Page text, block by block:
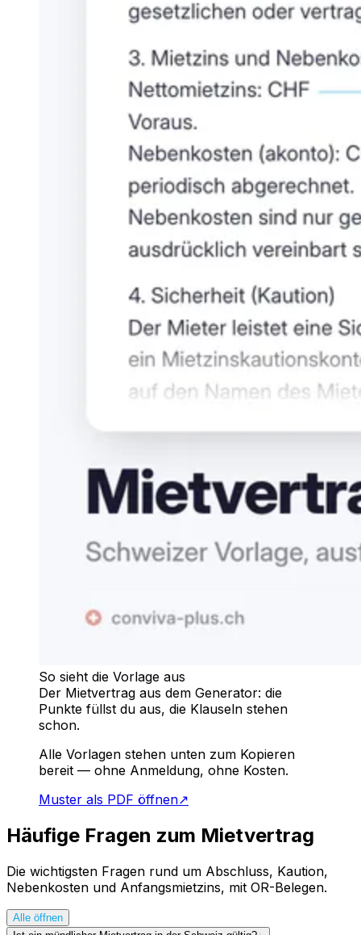
So sieht die Vorlage aus
Der Mietvertrag aus dem Generator: die
Punkte füllst du aus, die Klauseln stehen
schon.
Alle Vorlagen stehen unten zum Kopieren
bereit — ohne Anmeldung, ohne Kosten.
Muster als PDF öffnen↗
Häufige Fragen zum Mietvertrag
Die wichtigsten Fragen rund um Abschluss, Kaution,
Nebenkosten und Anfangsmietzins, mit OR-Belegen.
Alle öffnen